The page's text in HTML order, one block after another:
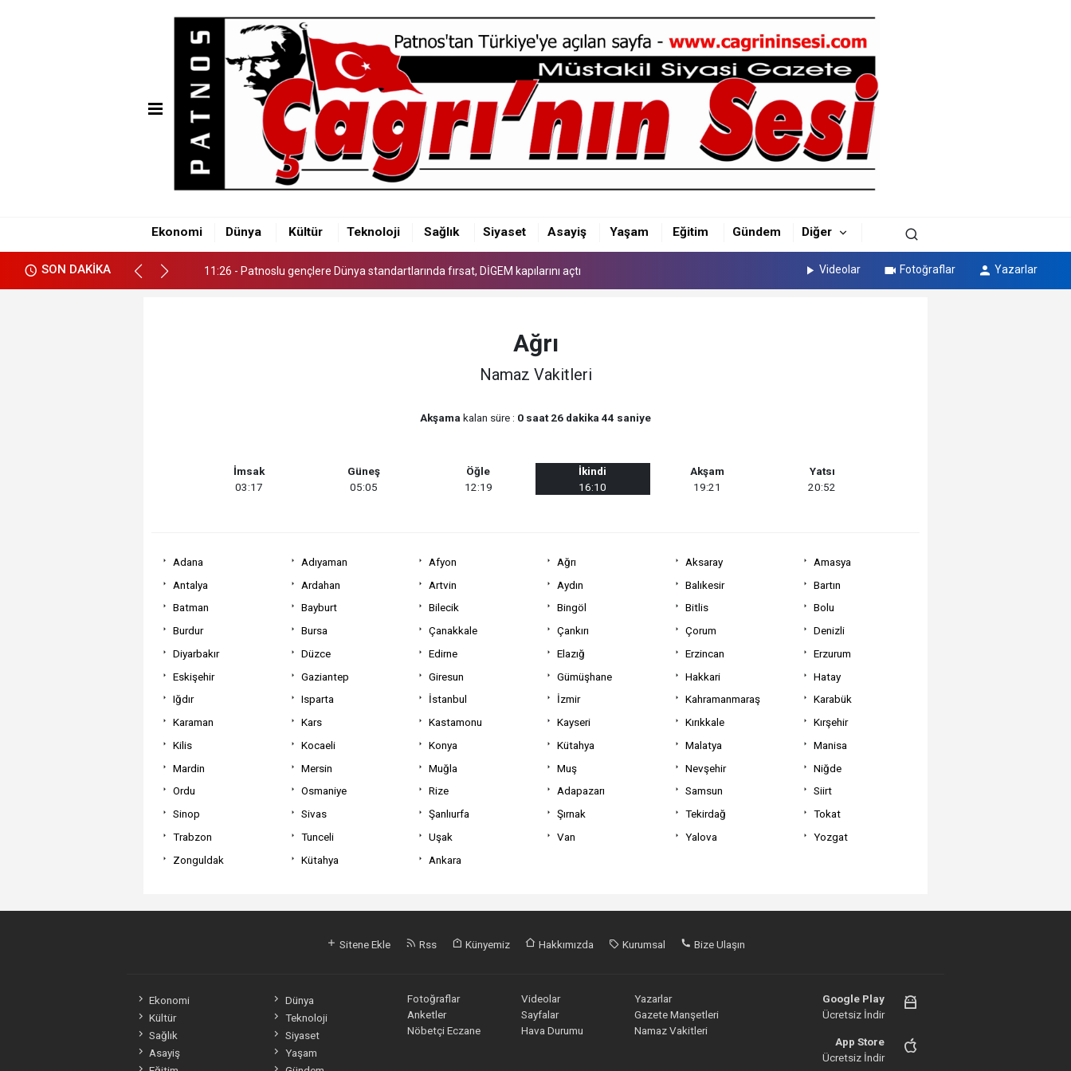
Ekonomi Dünya Kültür Teknoloji Sağlık Siyaset Asayiş Yaşam Eğitim Gündem Diğer
SON DAKİKA
11:26 - Patnoslu gençlere Dünya standartlarında fırsat, DİGEM kapılarını açtı
11:26 - Patnoslu gençlere Dünya standartlarında fırsat, DİGEM kapılarını açtı Videolar Fotoğraflar Yazarlar
Ağrı
Namaz Vakitleri
Akşama kalan süre : 0 saat 26 dakika 44 saniye
İmsak
03:17
Güneş
05:05
Öğle
12:19
İkindi
16:10
Akşam
19:21
Yatsı
20:52
Adana Adıyaman Afyon Ağrı Aksaray
Amasya
Antalya
Ardahan Artvin Aydın Balıkesir
Bartın
Batman
Bayburt Bilecik Bingöl Bitlis
Bolu
Burdur
Bursa Çanakkale Çankırı Çorum
Denizli
Diyarbakır
Düzce Edirne Elazığ Erzincan
Erzurum
Eskişehir
Gaziantep Giresun Gümüşhane Hakkari
Hatay
Iğdır
Isparta İstanbul İzmir Kahramanmaraş
Karabük
Karaman
Kars Kastamonu Kayseri Kırıkkale
Kırşehir
Kilis
Kocaeli Konya Kütahya Malatya
Manisa
Mardin
Mersin Muğla Muş Nevşehir
Niğde
Ordu
Osmaniye Rize Adapazarı Samsun
Siirt
Sinop
Sivas Şanlıurfa Şırnak Tekirdağ
Tokat
Trabzon
Tunceli Uşak Van Yalova
Yozgat
Zonguldak
Kütahya Ankara
Sitene Ekle Rss Künyemiz Hakkımızda Kurumsal Bize Ulaşın
Ekonomi
Dünya
Kültür
Teknoloji
Sağlık
Siyaset
Asayiş
Yaşam
Fotoğraflar Videolar
Yazarlar
Anketler
Sayfalar
Gazete Manşetleri
Nöbetçi Eczane
Hava Durumu Namaz Vakitleri
Google Play
Ücretsiz İndir
App Store
Ücretsiz İndir